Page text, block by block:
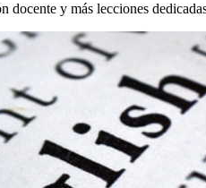
docente y más lecciones